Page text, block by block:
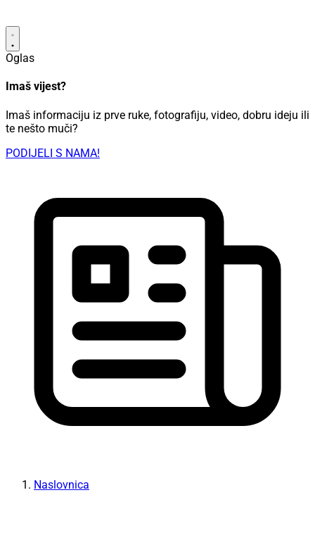
Oglas
Imaš vijest?
Imaš informaciju iz prve ruke, fotografiju, video, dobru ideju ili
te nešto muči?
PODIJELI S NAMA!
Naslovnica